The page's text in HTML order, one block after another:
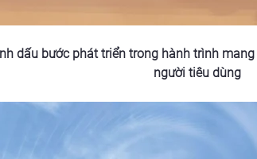
dấu bước phát triển trong hành trình
người tiêu dùng